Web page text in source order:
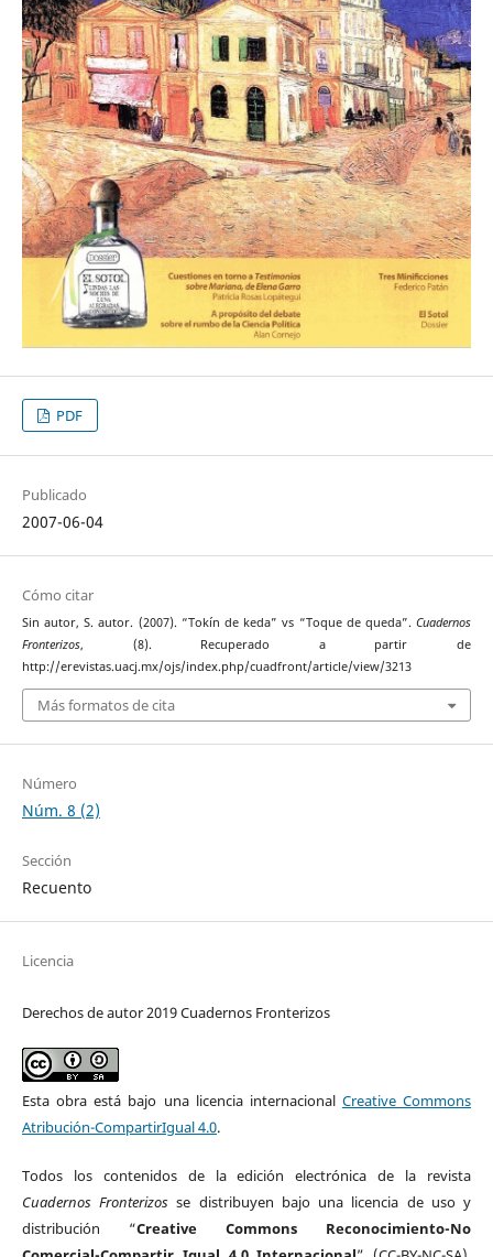
PDF
Publicado
2007-06-04
Cómo citar
Sin autor, S. autor. (2007). “Tokín de keda” vs “Toque de queda”.Cuadernos
Fronterizos, (8). Recuperado a partir de
http://erevistas.uacj.mx/ojs/index.php/cuadfront/article/view/3213
Más formatos de cita
Número
Núm. 8 (2)
Sección
Recuento
Licencia
Derechos de autor 2019 Cuadernos Fronterizos
Esta obra está bajo una licencia internacional Creative Commons
Atribución-CompartirIgual 4.0.
Todos los contenidos de la edición electrónica de la revista
Cuadernos Fronterizos se distribuyen bajo una licencia de uso y
distribución “Creative Commons Reconocimiento-No